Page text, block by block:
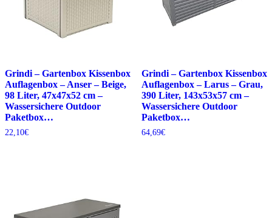
Grindi – Gartenbox Kissenbox
Auflagenbox – Anser – Beige,
98 Liter, 47x47x52 cm –
Wassersichere Outdoor
Paketbox…
22,10€
Grindi – Gartenbox Kissenbox
Auflagenbox – Larus – Grau,
390 Liter, 143x53x57 cm –
Wassersichere Outdoor
Paketbox…
64,69€